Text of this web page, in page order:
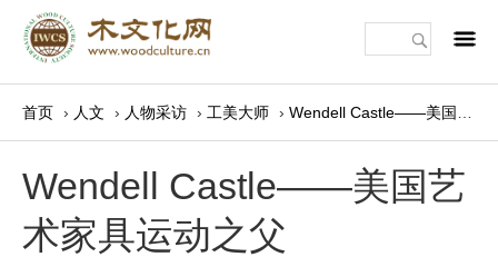
首页 › 人文 › 人物采访 › 工美大师 › Wendell Castle——美国艺术家具运动之父
Wendell Castle——美国艺
术家具运动之父